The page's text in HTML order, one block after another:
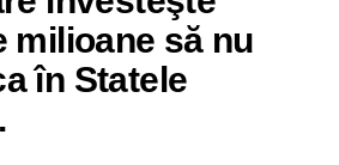
milioane să nu
în Statele